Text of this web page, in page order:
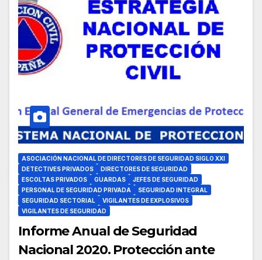
ASOCIACIÓN NACIONAL DE DIRECTORES DE SEGURIDAD SIGLO XXI
DETECTIVES PRIVADOS
DIRECTORES DE SEGURIDAD
ESCOLTAS PRIVADOS
GUARDAS
JEFES DE SEGURIDAD
PERSONAL DE SEGURIDAD PRIVADA
SEGURIDAD INTEGRAL
SEGURIDAD SECTORIAL
VIGILANTES DE EXPLOSIVOS
VIGILANTES DE SEGURIDAD
Informe Anual de Seguridad
Nacional 2020. Protección ante